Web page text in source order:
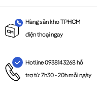
Hàng sẵn kho TPHCM
điện thoại ngay
Hotline 0938143268 hỗ
trợ từ 7h30 - 20h mỗi ngày